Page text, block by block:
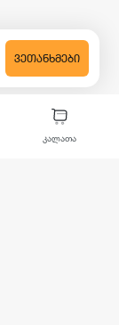
კალათა
ᲕᲔᲗᲐᲜᲮᲛᲔᲑᲘ